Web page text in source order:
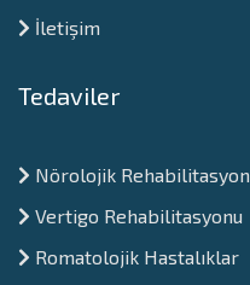
İletişim
Tedaviler
Nörolojik Rehabilitasyon
Vertigo Rehabilitasyonu
Romatolojik Hastalıklar